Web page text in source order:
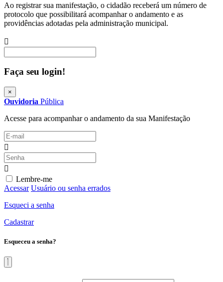
Ao registrar sua manifestação, o cidadão receberá um número de
protocolo que possibilitará acompanhar o andamento e as
providências adotadas pela administração municipal.
Faça seu login!
×
Ouvidoria Pública
Acesse para acompanhar o andamento da sua Manifestação
Lembre-me
Acessar Usuário ou senha errados
Esqueci a senha
Cadastrar
Esqueceu a senha?